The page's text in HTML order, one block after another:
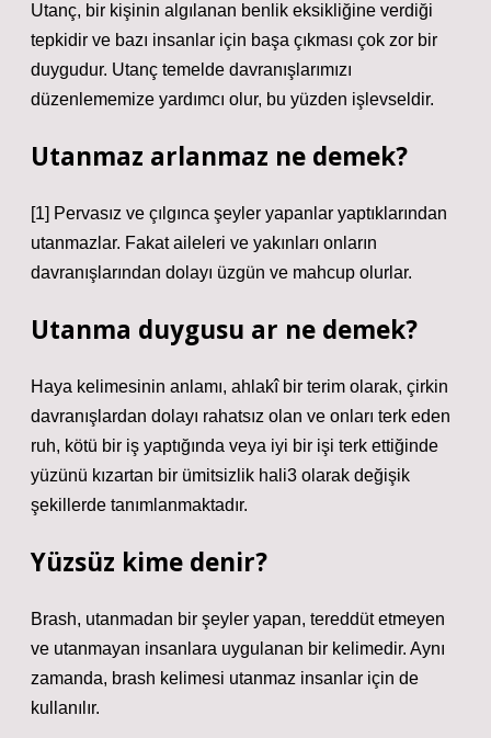
Utanç, bir kişinin algılanan benlik eksikliğine verdiği
tepkidir ve bazı insanlar için başa çıkması çok zor bir
duygudur. Utanç temelde davranışlarımızı
düzenlememize yardımcı olur, bu yüzden işlevseldir.
Utanmaz arlanmaz ne demek?
[1] Pervasız ve çılgınca şeyler yapanlar yaptıklarından
utanmazlar. Fakat aileleri ve yakınları onların
davranışlarından dolayı üzgün ve mahcup olurlar.
Utanma duygusu ar ne demek?
Haya kelimesinin anlamı, ahlakî bir terim olarak, çirkin
davranışlardan dolayı rahatsız olan ve onları terk eden
ruh, kötü bir iş yaptığında veya iyi bir işi terk ettiğinde
yüzünü kızartan bir ümitsizlik hali3 olarak değişik
şekillerde tanımlanmaktadır.
Yüzsüz kime denir?
Brash, utanmadan bir şeyler yapan, tereddüt etmeyen
ve utanmayan insanlara uygulanan bir kelimedir. Aynı
zamanda, brash kelimesi utanmaz insanlar için de
kullanılır.